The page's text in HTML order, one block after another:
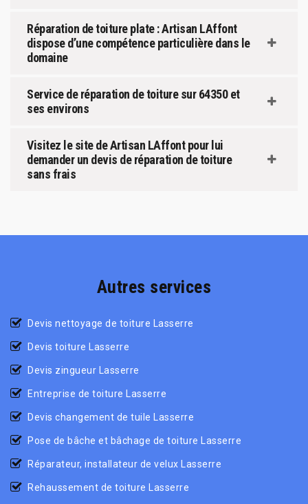
Réparation de toiture plate : Artisan LAffont
dispose d’une compétence particulière dans le
domaine
Service de réparation de toiture sur 64350 et
ses environs
Visitez le site de Artisan LAffont pour lui
demander un devis de réparation de toiture
sans frais
Autres services
Devis nettoyage de toiture Lasserre
Devis toiture Lasserre
Devis zingueur Lasserre
Entreprise de toiture Lasserre
Devis changement de tuile Lasserre
Pose de bâche et bâchage de toiture Lasserre
Réparateur, installateur de velux Lasserre
Rehaussement de toiture Lasserre